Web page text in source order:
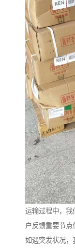
运输过程中，我
户反馈重要节点
如遇突发状况，